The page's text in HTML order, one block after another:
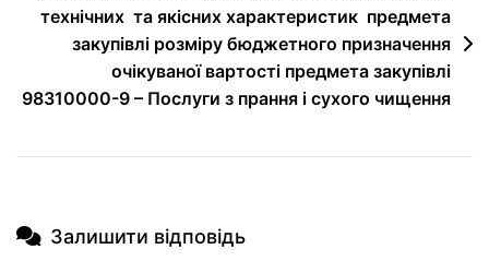
технічних та якісних характеристик предмета
закупівлі розміру бюджетного призначення
очікуваної вартості предмета закупівлі
98310000-9 – Послуги з прання і сухого чищення
Залишити відповідь